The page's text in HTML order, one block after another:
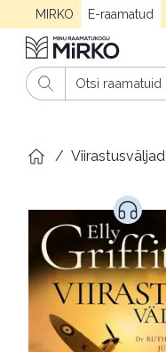
MIRKO E-raamatud
/ Viirastusväljad